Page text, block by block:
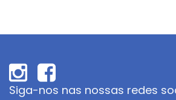
Siga-nos nas nossas redes